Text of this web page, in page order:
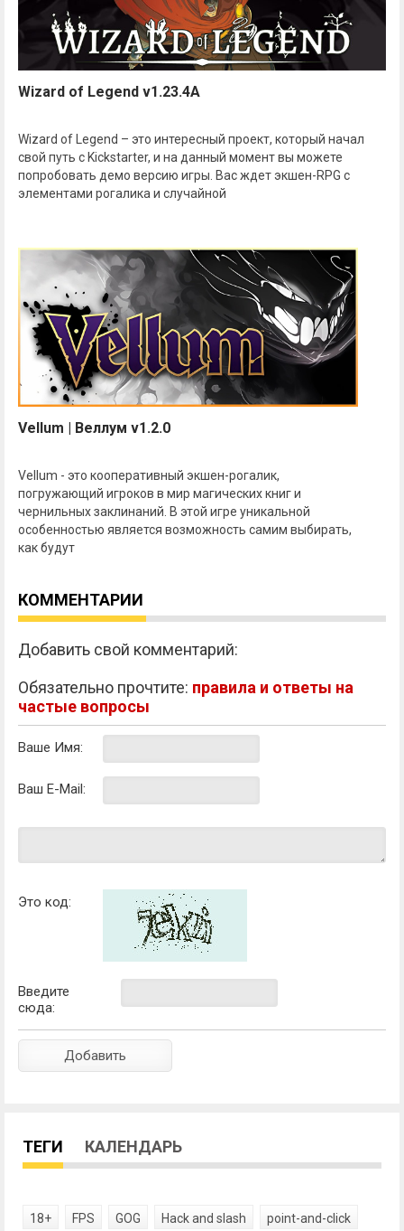
Wizard of Legend v1.23.4A
Wizard of Legend – это интересный проект, который начал
свой путь с Kickstarter, и на данный момент вы можете
попробовать демо версию игры. Вас ждет экшен-RPG с
элементами рогалика и случайной
Vellum | Веллум v1.2.0
Vellum - это кооперативный экшен-рогалик,
погружающий игроков в мир магических книг и
чернильных заклинаний. В этой игре уникальной
особенностью является возможность самим выбирать,
как будут
КОММЕНТАРИИ
Добавить свой комментарий:
Обязательно прочтите: правила и ответы на
частые вопросы
Ваше Имя:
Ваш E-Mail:
Это код:
Введите
сюда:
ТЕГИ КАЛЕНДАРЬ
18+ FPS GOG Hack and slash point-and-click